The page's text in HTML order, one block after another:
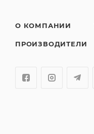
О КОМПАНИИ
ПРОИЗВОДИТЕЛИ